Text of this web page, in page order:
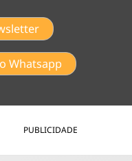
Whatsapp
PUBLICIDADE